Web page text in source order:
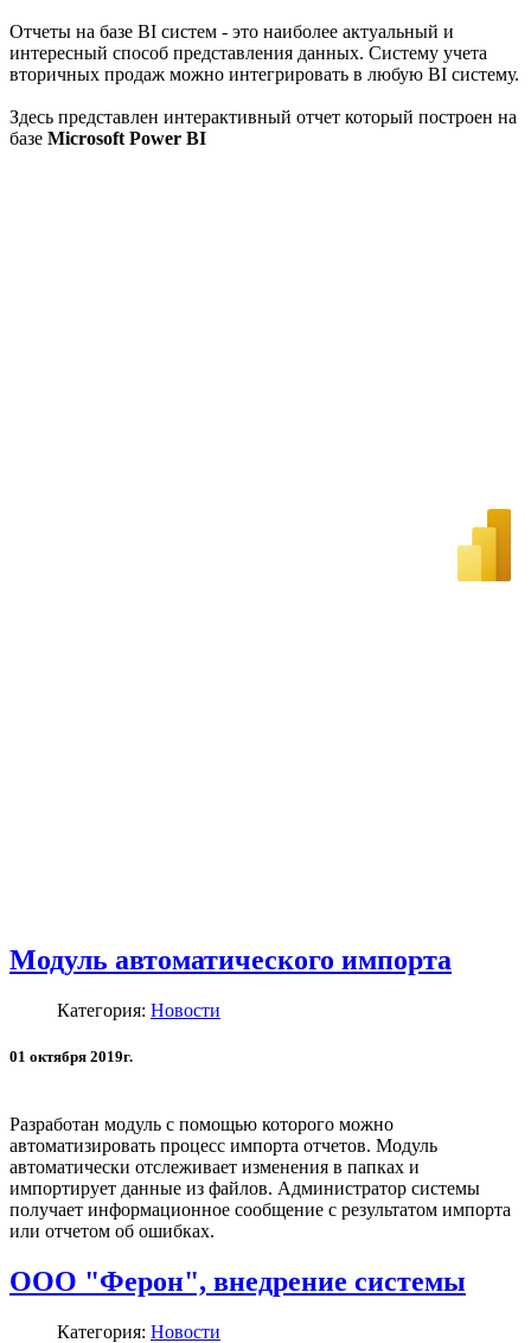
Отчеты на базе BI систем - это наиболее актуальный и
интересный способ представления данных. Систему учета
вторичных продаж можно интегрировать в любую BI систему.
Здесь представлен интерактивный отчет который построен на
базе Microsoft Power BI
Модуль автоматического импорта
Категория: Новости
01 октября 2019г.
Разработан модуль с помощью которого можно
автоматизировать процесс импорта отчетов. Модуль
автоматически отслеживает изменения в папках и
импортирует данные из файлов. Администратор системы
получает информационное сообщение с результатом импорта
или отчетом об ошибках.
ООО "Ферон", внедрение системы
Категория: Новости